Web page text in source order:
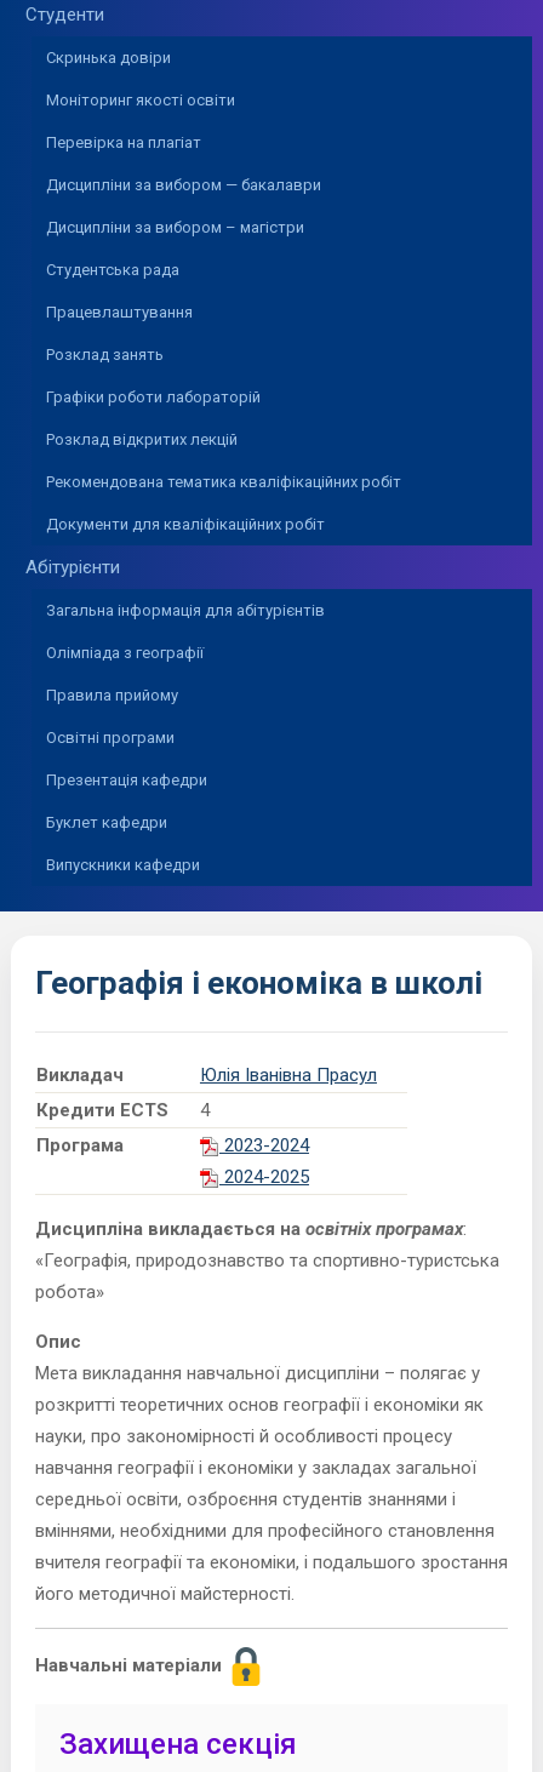
Студенти
Скринька довіри
Моніторинг якості освіти
Перевірка на плагіат
Дисципліни за вибором — бакалаври
Дисципліни за вибором – магістри
Студентська рада
Працевлаштування
Розклад занять
Графіки роботи лабораторій
Розклад відкритих лекцій
Рекомендована тематика кваліфікаційних робіт
Документи для кваліфікаційних робіт
Абітурієнти
Загальна інформація для абітурієнтів
Олімпіада з географії
Правила прийому
Освітні програми
Презентація кафедри
Буклет кафедри
Випускники кафедри
Географія і економіка в школі
Викладач
Юлія Іванівна Прасул
Кредити ECTS
4
Програма
2023-2024
2024-2025
Дисципліна викладається на освітніх програмах:
«Географія, природознавство та спортивно-туристська
робота»
Опис
Мета викладання навчальної дисципліни – полягає у
розкритті теоретичних основ географії і економіки як
науки, про закономірності й особливості процесу
навчання географії і економіки у закладах загальної
середньої освіти, озброєння студентів знаннями і
вміннями, необхідними для професійного становлення
вчителя географії та економіки, і подальшого зростання
його методичної майстерності.
Навчальні матеріали
Захищена секція